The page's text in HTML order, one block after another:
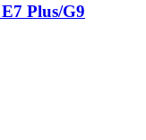
Plus/G9